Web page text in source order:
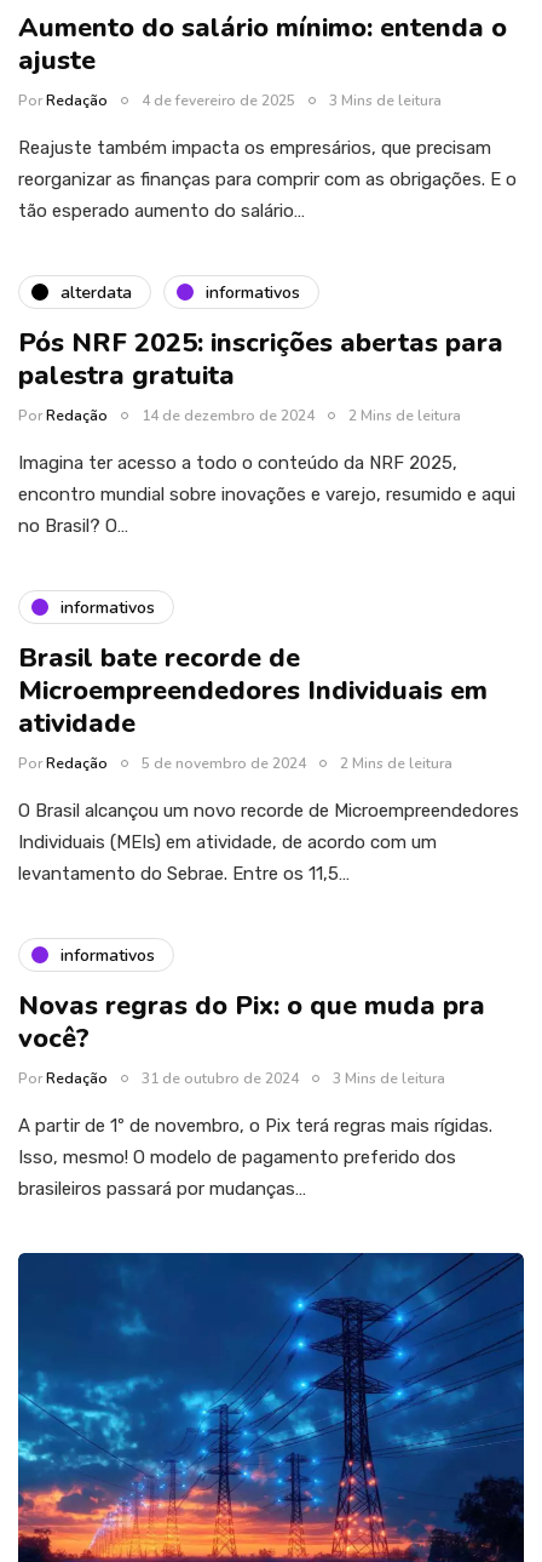
Aumento do salário mínimo: entenda o
ajuste
PorRedação 4 de fevereiro de 2025 3 Mins de leitura
Reajuste também impacta os empresários, que precisam
reorganizar as finanças para comprir com as obrigações. E o
tão esperado aumento do salário…
alterdata informativos
Pós NRF 2025: inscrições abertas para
palestra gratuita
PorRedação 14 de dezembro de 2024 2 Mins de leitura
Imagina ter acesso a todo o conteúdo da NRF 2025,
encontro mundial sobre inovações e varejo, resumido e aqui
no Brasil? O…
informativos
Brasil bate recorde de
Microempreendedores Individuais em
atividade
PorRedação 5 de novembro de 2024 2 Mins de leitura
O Brasil alcançou um novo recorde de Microempreendedores
Individuais (MEIs) em atividade, de acordo com um
levantamento do Sebrae. Entre os 11,5…
informativos
Novas regras do Pix: o que muda pra
você?
PorRedação 31 de outubro de 2024 3 Mins de leitura
A partir de 1º de novembro, o Pix terá regras mais rígidas.
Isso, mesmo! O modelo de pagamento preferido dos
brasileiros passará por mudanças…